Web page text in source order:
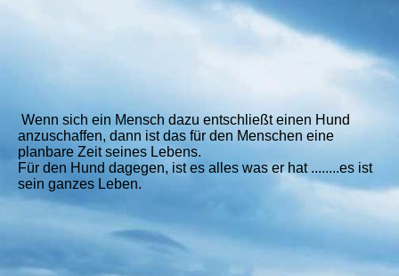
Wenn sich ein Mensch dazu entschließt einen Hund
anzuschaffen, dann ist das für den Menschen eine
planbare Zeit seines Lebens.
Für den Hund dagegen, ist es alles was er hat ........es ist
sein ganzes Leben.